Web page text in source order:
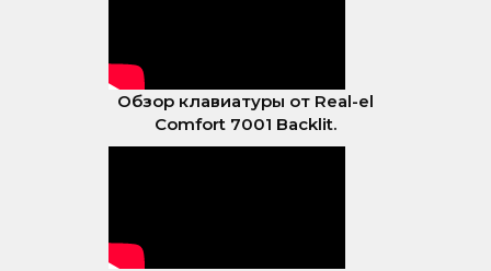
Обзор клавиатуры от Real-el
Comfort 7001 Backlit.